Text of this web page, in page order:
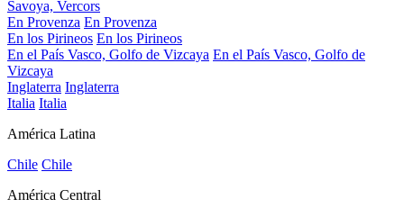
Savoya, Vercors
En Provenza En Provenza
En los Pirineos En los Pirineos
En el País Vasco, Golfo de Vizcaya En el País Vasco, Golfo de
Vizcaya
Inglaterra Inglaterra
Italia Italia
América Latina
Chile Chile
América Central